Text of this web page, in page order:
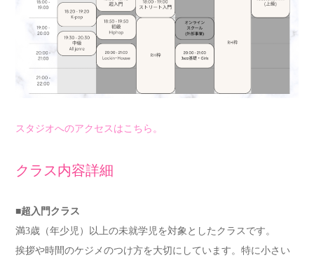
スタジオへのアクセスはこちら。
クラス内容詳細
■超入門クラス
満3歳（年少児）以上の未就学児を対象としたクラスです。
挨拶や時間のケジメのつけ方を大切にしています。特に小さい